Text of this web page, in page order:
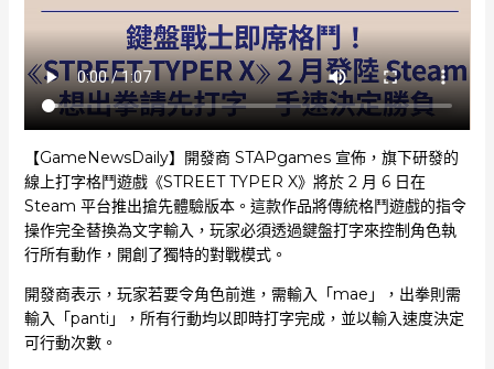
【GameNewsDaily】開發商 STAPgames 宣佈，旗下研發的
線上打字格鬥遊戲《STREET TYPER X》將於 2 月 6 日在
Steam 平台推出搶先體驗版本。這款作品將傳統格鬥遊戲的指令
操作完全替換為文字輸入，玩家必須透過鍵盤打字來控制角色執
行所有動作，開創了獨特的對戰模式。
開發商表示，玩家若要令角色前進，需輸入「mae」，出拳則需
輸入「panti」，所有行動均以即時打字完成，並以輸入速度決定
可行動次數。